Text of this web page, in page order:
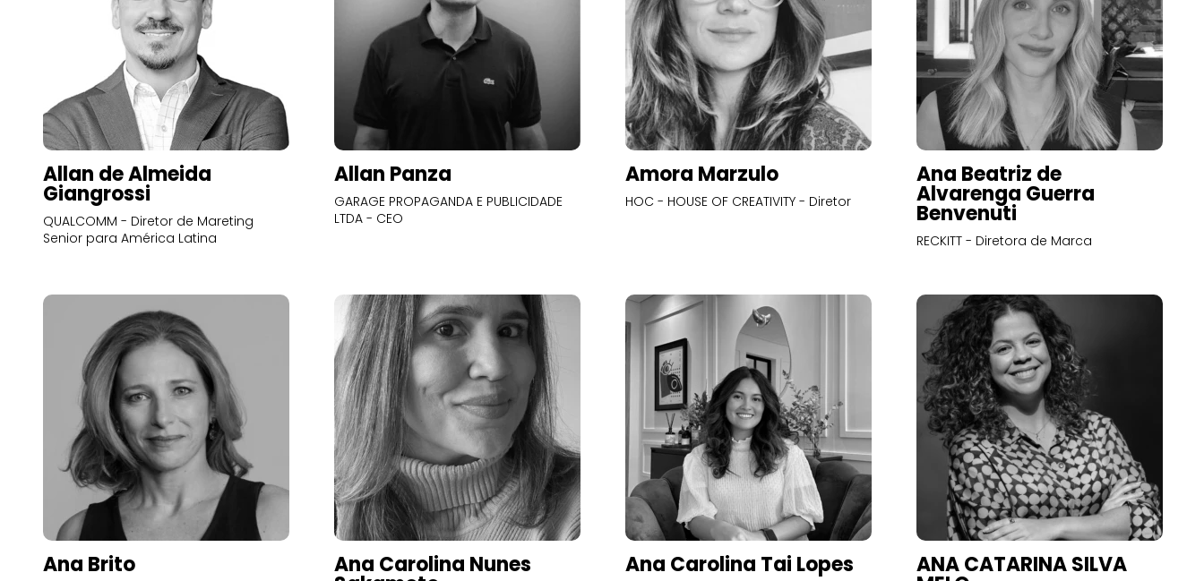
Allan de Almeida
Giangrossi
QUALCOMM - Diretor de Mareting
Senior para América Latina
Allan Panza
GARAGE PROPAGANDA E PUBLICIDADE
LTDA - CEO
Amora Marzulo
HOC - HOUSE OF CREATIVITY - Diretor
Ana Beatriz de
Alvarenga Guerra
Benvenuti
RECKITT - Diretora de Marca
Ana Brito Ana Carolina Nunes Ana Carolina Tai Lopes ANA CATARINA SILVA